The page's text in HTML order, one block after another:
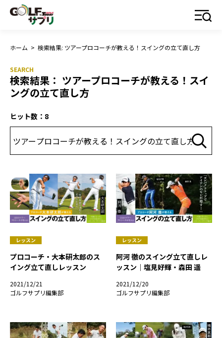
ホーム > 検索結果: ツアープロコーチが教える！スイングの立て直し方
検索結果： ツアープロコーチが教える！スイ
ングの立て直し方
ヒット数：8
レッスン
プロコーチ・大本研太郎のス
イング立て直しレッスン
2021/12/21
ゴルフサプリ編集部
レッスン
阿河 徹のスイング立て直しレ
ッスン｜塩見好輝・森田 遥
2021/12/20
ゴルフサプリ編集部